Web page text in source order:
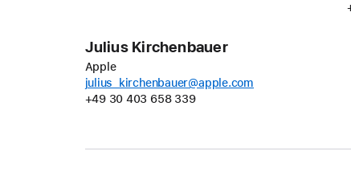
Julius Kirchenbauer
Apple
julius_kirchenbauer@apple.com
+49 30 403 658 339